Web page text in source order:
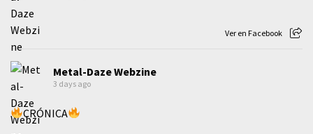
Ver en Facebook
Metal-Daze Webzine
3 days ago
CRÓNICA